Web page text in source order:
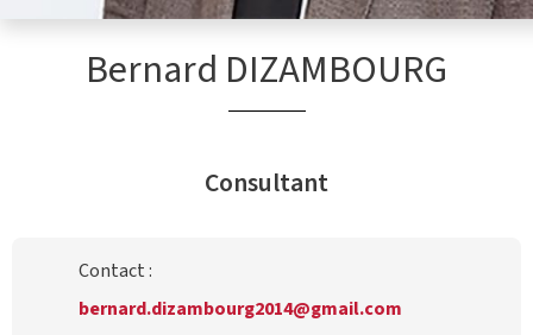
Bernard DIZAMBOURG
Consultant
Contact :
bernard.dizambourg2014@gmail.com